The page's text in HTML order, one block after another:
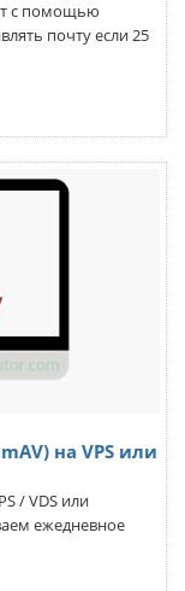
с помощью
почту если 25
на VPS или
/ VDS или
ежедневное